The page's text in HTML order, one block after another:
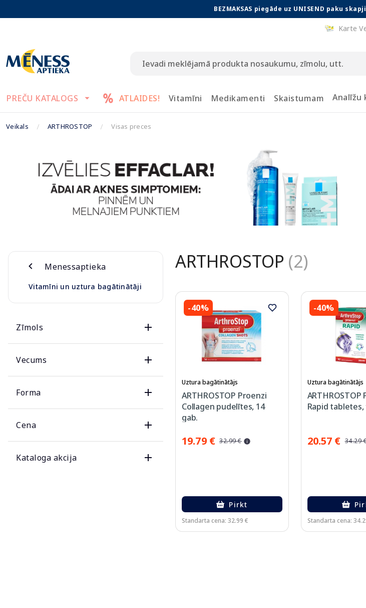
BEZMAKSAS piegāde uz UNISEND paku
Karte
PREČU KATALOGS ATLAIDES! Vitamīni Medikamenti Skaistumam Analīžu
Veikals ARTHROSTOP Visas preces
Menessaptieka
Vitamīni un uztura bagātinātāji
Zīmols
Vecums
Forma
Cena
Kataloga akcija
ARTHROSTOP (2)
-40%
Uztura bagātinātājs
ARTHROSTOP Proenzi
Collagen pudelītes, 14
gab.
19.79 € 32.99 €
Pirkt
Standarta cena: 32.99 €
-40%
Uztura bagātinātājs
ARTHROSTOP
Rapid tabletes,
20.57 € 34.29
Standarta cena: